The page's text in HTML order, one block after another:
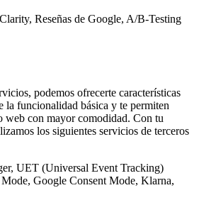
Reseñas de Google, A/B-Testing
podemos ofrecerte características
la funcionalidad básica y te permiten
web con mayor comodidad. Con tu
los siguientes servicios de terceros
UET (Universal Event Tracking)
Google Consent Mode, Klarna,